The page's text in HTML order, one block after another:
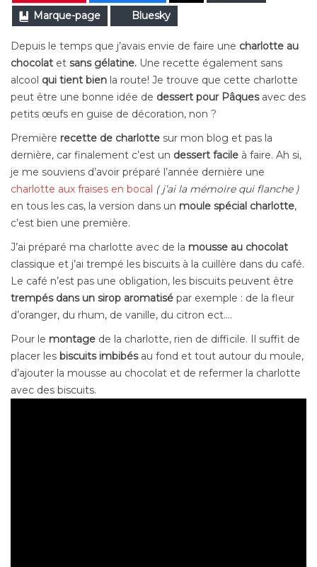
Marque-page
Bluesky
Depuis le temps que j’avais envie de faire une charlotte au
chocolat et sans gélatine. Une recette également sans
alcool qui tient bien la route! Je trouve que cette charlotte
peut être une bonne idée de dessert pour Pâquesavec des
petits œufs en guise de décoration, non ?
Première recette de charlotte sur mon blog et pas la
dernière, car finalement c’est un dessert facile à faire. Ah si,
je me souviens d’avoir préparé l’année dernière une
charlotte aux fraises en bocal ( j’ai la mémoire qui flanche )
en tous les cas, la version dans un moule spécial charlotte,
c’est bien une première.
J’ai préparé ma charlotte avec de la mousse au chocolat
classique et j’ai trempé les biscuits à la cuillère dans du café.
Le café n’est pas une obligation, les biscuits peuvent être
trempés dans un sirop aromatisé par exemple : de la fleur
d’oranger, du rhum, de vanille, du citron ect….
Pour le montage de la charlotte, rien de difficile. Il suffit de
placer les biscuits imbibésau fond et tout autour du moule,
d’ajouter la mousse au chocolat et de refermer la charlotte
avec des biscuits.